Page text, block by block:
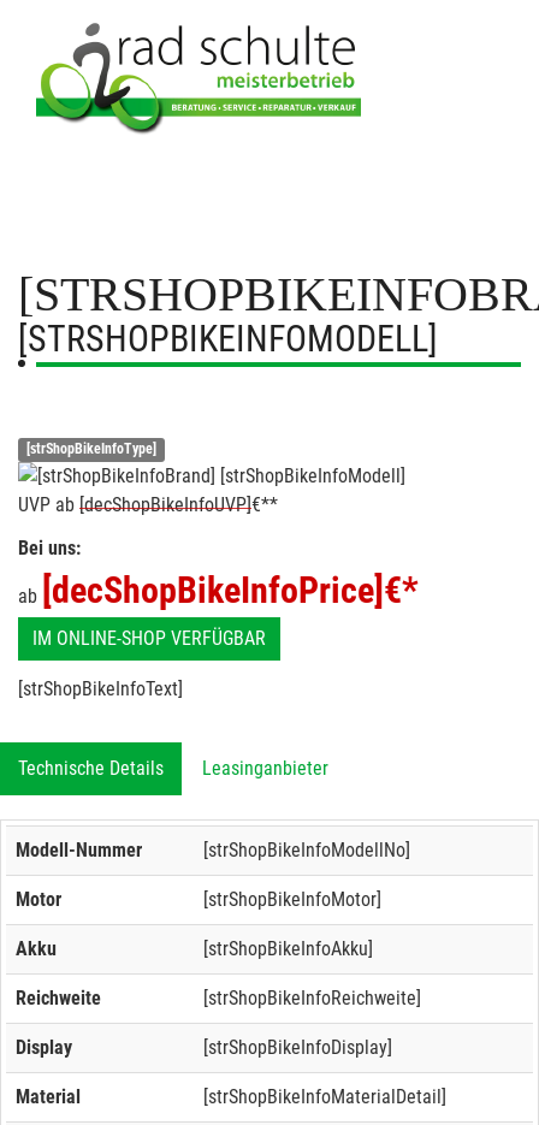
[STRSHOPBIKEINFOMODELL]
[strShopBikeInfoType]
UVP ab [decShopBikeInfoUVP]€**
Bei uns:
ab [decShopBikeInfoPrice] €*
IM ONLINE-SHOP VERFÜGBAR
[strShopBikeInfoText]
Technische Details Leasinganbieter
Modell-Nummer [strShopBikeInfoModellNo]
Motor [strShopBikeInfoMotor]
Akku [strShopBikeInfoAkku]
Reichweite [strShopBikeInfoReichweite]
Display [strShopBikeInfoDisplay]
Material [strShopBikeInfoMaterialDetail]